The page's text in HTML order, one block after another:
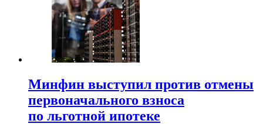
Минфин выступил против отмены
первоначального взноса
по льготной ипотеке